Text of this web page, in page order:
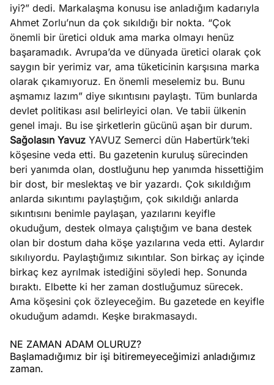
iyi?” dedi. Markalaşma konusu ise anladığım kadarıyla
Ahmet Zorlu’nun da çok sıkıldığı bir nokta. “Çok
önemli bir üretici olduk ama marka olmayı henüz
başaramadık. Avrupa’da ve dünyada üretici olarak çok
saygın bir yerimiz var, ama tüketicinin karşısına marka
olarak çıkamıyoruz. En önemli meselemiz bu. Bunu
aşmamız lazım” diye sıkıntısını paylaştı. Tüm bunlarda
devlet politikası asıl belirleyici olan. Ve tabii ülkenin
genel imajı. Bu ise şirketlerin gücünü aşan bir durum.
Sağolasın Yavuz YAVUZ Semerci dün Habertürk’teki
köşesine veda etti. Bu gazetenin kuruluş sürecinden
beri yanımda olan, dostluğunu hep yanımda hissettiğim
bir dost, bir meslektaş ve bir yazardı. Çok sıkıldığım
anlarda sıkıntımı paylaştığım, çok sıkıldığı anlarda
sıkıntısını benimle paylaşan, yazılarını keyifle
okuduğum, destek olmaya çalıştığım ve bana destek
olan bir dostum daha köşe yazılarına veda etti. Aylardır
sıkılıyordu. Paylaştığımız sıkıntılar. Son birkaç ay içinde
birkaç kez ayrılmak istediğini söyledi hep. Sonunda
bıraktı. Elbette ki her zaman dostluğumuz sürecek.
Ama köşesini çok özleyeceğim. Bu gazetede en keyifle
okuduğum adamdı. Keşke bırakmasaydı.
NE ZAMAN ADAM OLURUZ?
Başlamadığımız bir işi bitiremeyeceğimizi anladığımız
zaman.